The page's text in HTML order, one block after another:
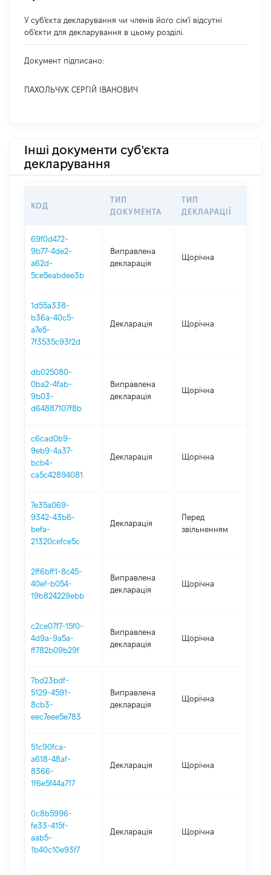
У суб'єкта декларування чи членів його сім'ї відсутні
об'єкти для декларування в цьому розділі.
Документ підписано:
ПАХОЛЬЧУК СЕРГІЙ ІВАНОВИЧ
Інші документи суб'єкта
декларування
КОД
ТИП
ДОКУМЕНТА
ТИП
ДЕКЛАРАЦІЇ
69f0d472-
9b77-4de2-
a62d-
5ce5eabdee3b
Виправлена
декларація
Щорічна
1d55a338-
b36a-40c5-
a7e5-
7f3535c93f2d
Декларація Щорічна
db025080-
0ba2-4fab-
9b03-
d64887107f8b
Виправлена
декларація
Щорічна
c6cad0b9-
9eb9-4a37-
bcb4-
ca5c42894081
Декларація Щорічна
7e35a069-
9342-43b6-
befa-
21320cefce5c
Декларація
Перед
звільненням
2ff6bff1-8c45-
40ef-b054-
19b824229ebb
Виправлена
декларація
Щорічна
c2ce07f7-15f0-
4d9a-9a5a-
ff782b09b29f
Виправлена
декларація
Щорічна
7bd23bdf-
5129-4591-
8cb3-
eec7eee5e783
Виправлена
декларація
Щорічна
51c90fca-
a618-48af-
8366-
1f6e5f44a717
Декларація Щорічна
0c8b5996-
fe33-415f-
aab5-
1b40c10e93f7
Декларація Щорічна